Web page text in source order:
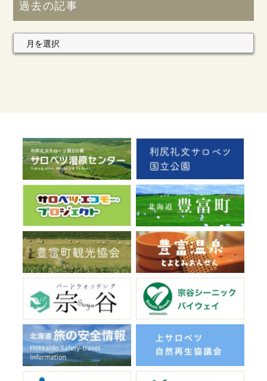
過去の記事